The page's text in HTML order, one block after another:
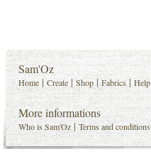
Sam'Oz
Home |Create |Shop |Fabrics |Help
More informations
Who is Sam'Oz |Terms and conditions